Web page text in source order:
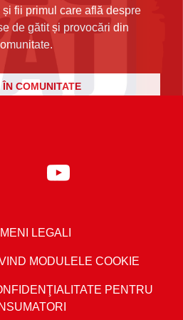
fii primul care află despre
de gătit și provocări din
ÎN COMUNITATE
LEGALI
MODULELE COOKIE
PENTRU